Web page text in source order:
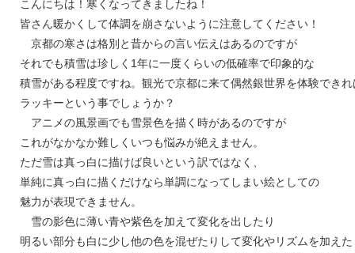
こんにちは！寒くなってきましたね！
皆さん暖かくして体調を崩さないように注意してください！
京都の寒さは格別と昔からの言い伝えはあるのですが
それでも積雪は珍しく1年に一度くらいの低確率で印象的な
積雪がある程度ですね。観光で京都に来て偶然銀世界を体験できれ
ラッキーという事でしょうか？
アニメの風景画でも雪景色を描く時があるのですが
これがなかなか難しくいつも悩みが絶えません。
ただ雪は真っ白に描けば良いという訳ではなく、
単純に真っ白に描くだけなら単調になってしまい絵としての
魅力が表現できません。
雪の影色に薄い青や紫色を加えて変化を出したり
明るい部分も白に少し他の色を混ぜたりして変化やリズムを加えた